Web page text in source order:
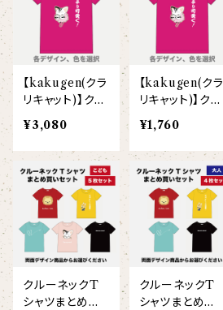
【anniversary】
【Allstar】
【unit】
オリジナルイラストTシャツ
侍BRASSTシャツ
【vividtypo】
【wreath】
【Brass_emblem】
ドライストレッチプルオーバーパーカー
Tシャツ（長袖）
【chara】
【custom_point】
【xx's day】
【Allstar】
【embrem_American】
ハット・ネックウォーマー
ソックス
ネクタイ
ラグランTシャツ
グランパバク
カズンバク
雲豹（ウンピョウ）
アムールヒョウ
白ヤギ
黒ヤギ
バク一族
パーカッションチーム
【kakugen(クラ
リキャット)】クル
ーネックTシャツ
（半袖）(大人)
¥3,080
【kakugen(クラ
リキャット)】クル
ーネックTシャツ
（半袖）(こども)
¥1,760
クルーネックT
シャツまとめ買
クルーネックT
シャツまとめ買